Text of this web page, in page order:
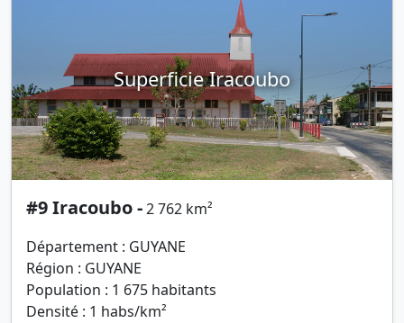
Superficie Iracoubo
#9 Iracoubo -2 762 km²
Département : GUYANE
Région : GUYANE
Population : 1 675 habitants
Densité : 1 habs/km²